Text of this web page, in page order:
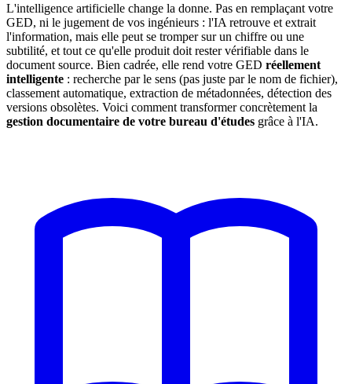
L'intelligence artificielle change la donne. Pas en remplaçant votre
GED, ni le jugement de vos ingénieurs : l'IA retrouve et extrait
l'information, mais elle peut se tromper sur un chiffre ou une
subtilité, et tout ce qu'elle produit doit rester vérifiable dans le
document source. Bien cadrée, elle rend votre GED réellement
intelligente : recherche par le sens (pas juste par le nom de fichier),
classement automatique, extraction de métadonnées, détection des
versions obsolètes. Voici comment transformer concrètement la
gestion documentaire de votre bureau d'études grâce à l'IA.